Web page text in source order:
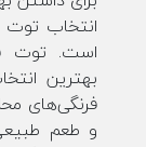
انتخاب توت
است. توت
بهترین
فرنگی‌های
و طعم